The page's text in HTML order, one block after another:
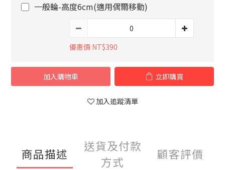
一般輪-高度6cm(適用偶爾移動)
優惠價 NT$390
加入購物車 立即購買
加入追蹤清單
商品描述
送貨及付款
方式
顧客評價